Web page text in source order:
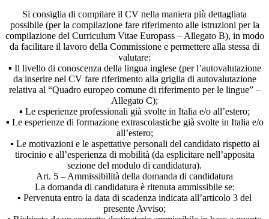
Si consiglia di compilare il CV nella maniera più dettagliata
possibile (per la compilazione fare riferimento alle istruzioni per la
compilazione del Curriculum Vitae Europass – Allegato B), in modo
da facilitare il lavoro della Commissione e permettere alla stessa di
valutare:
▪ Il livello di conoscenza della lingua inglese (per l’autovalutazione
da inserire nel CV fare riferimento alla griglia di autovalutazione
relativa al “Quadro europeo comune di riferimento per le lingue” –
Allegato C);
▪ Le esperienze professionali già svolte in Italia e/o all’estero;
▪ Le esperienze di formazione extrascolastiche già svolte in Italia e/o
all’estero;
▪ Le motivazioni e le aspettative personali del candidato rispetto al
tirocinio e all’esperienza di mobilità (da esplicitare nell’apposita
sezione del modulo di candidatura).
Art. 5 – Ammissibilità della domanda di candidatura
La domanda di candidatura è ritenuta ammissibile se:
▪ Pervenuta entro la data di scadenza indicata all’articolo 3 del
presente Avviso;